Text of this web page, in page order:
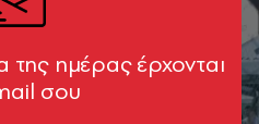
ημέρας έρχονται
σου